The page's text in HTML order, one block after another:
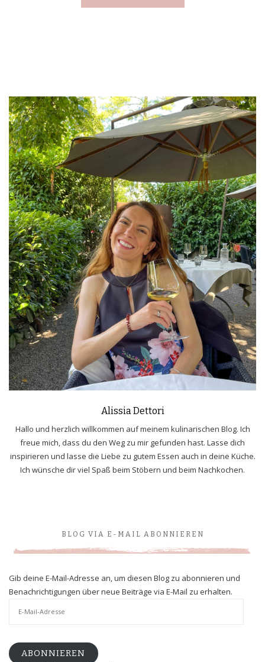
Alissia Dettori
Hallo und herzlich willkommen auf meinem kulinarischen Blog. Ich
freue mich, dass du den Weg zu mir gefunden hast. Lasse dich
inspirieren und lasse die Liebe zu gutem Essen auch in deine Küche.
Ich wünsche dir viel Spaß beim Stöbern und beim Nachkochen.
BLOG VIA E-MAIL ABONNIEREN
Gib deine E-Mail-Adresse an, um diesen Blog zu abonnieren und
Benachrichtigungen über neue Beiträge via E-Mail zu erhalten.
ABONNIEREN